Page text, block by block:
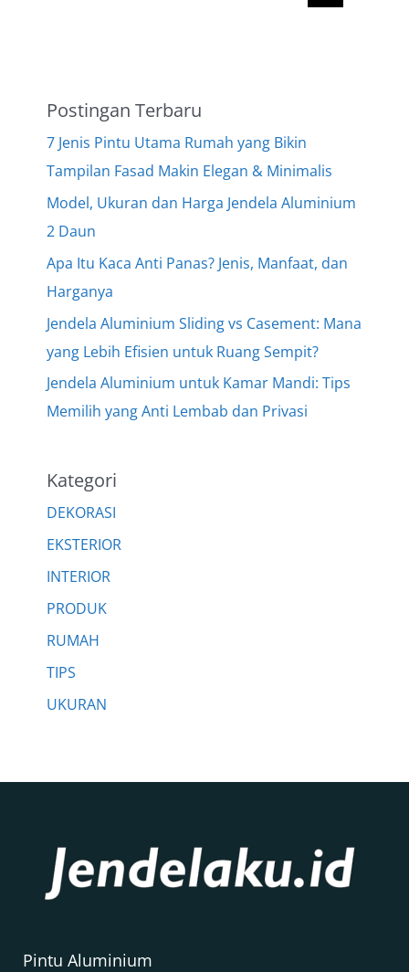
Postingan Terbaru
7 Jenis Pintu Utama Rumah yang Bikin
Tampilan Fasad Makin Elegan & Minimalis
Model, Ukuran dan Harga Jendela Aluminium
2 Daun
Apa Itu Kaca Anti Panas? Jenis, Manfaat, dan
Harganya
Jendela Aluminium Sliding vs Casement: Mana
yang Lebih Efisien untuk Ruang Sempit?
Jendela Aluminium untuk Kamar Mandi: Tips
Memilih yang Anti Lembab dan Privasi
Kategori
DEKORASI
EKSTERIOR
INTERIOR
PRODUK
RUMAH
TIPS
UKURAN
Pintu Aluminium